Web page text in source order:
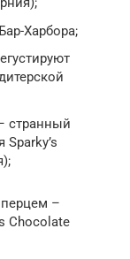
Харбора;
странный
–
Chocolate